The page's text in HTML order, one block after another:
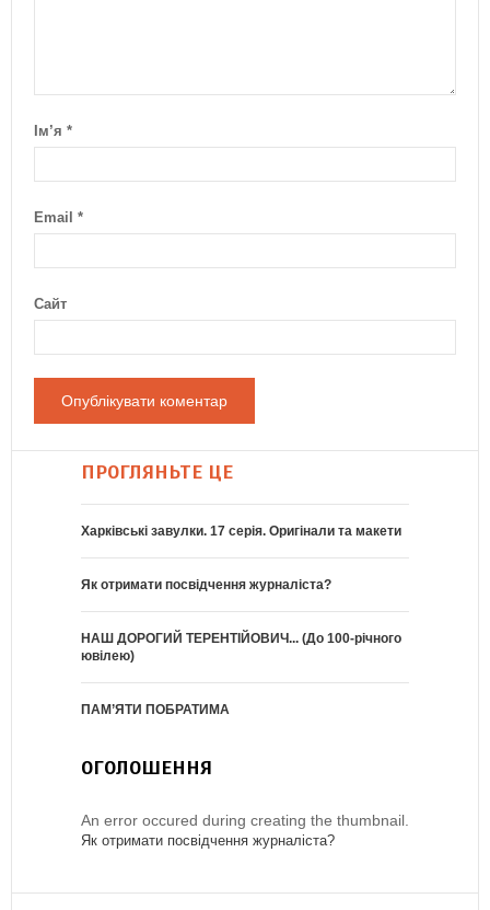
Ім’я *
Email *
Сайт
ПРОГЛЯНЬТЕ ЦЕ
Харківські завулки. 17 серія. Оригінали та макети
Як отримати посвідчення журналіста?
НАШ ДОРОГИЙ ТЕРЕНТІЙОВИЧ... (До 100-річного
ювілею)
ПАМ’ЯТИ ПОБРАТИМА
ОГОЛОШЕННЯ
An error occured during creating the thumbnail.
Як отримати посвідчення журналіста?